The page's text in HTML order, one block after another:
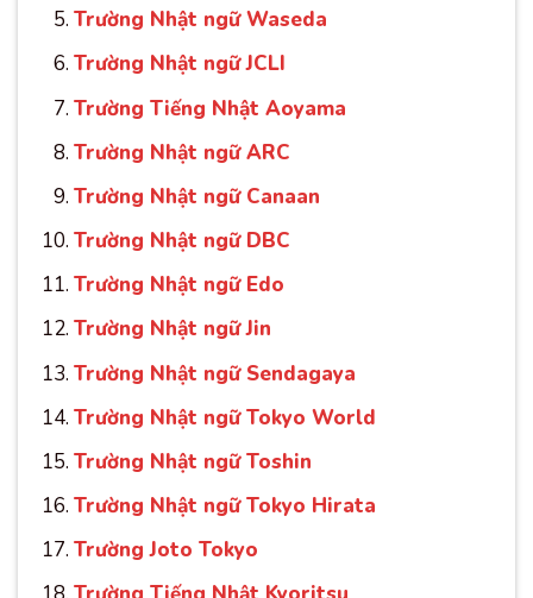
Trường Nhật ngữ Waseda
Trường Nhật ngữ JCLI
Trường Tiếng Nhật Aoyama
Trường Nhật ngữ ARC
Trường Nhật ngữ Canaan
Trường Nhật ngữ DBC
Trường Nhật ngữ Edo
Trường Nhật ngữ Jin
Trường Nhật ngữ Sendagaya
Trường Nhật ngữ Tokyo World
Trường Nhật ngữ Toshin
Trường Nhật ngữ Tokyo Hirata
Trường Joto Tokyo